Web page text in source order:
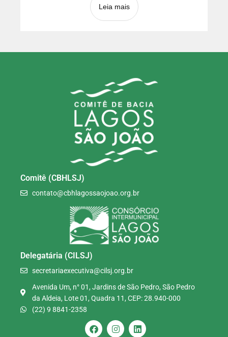
Leia mais
Comitê (CBHLSJ)
contato@cbhlagossaojoao.org.br
Delegatária (CILSJ)
secretariaexecutiva@cilsj.org.br
Avenida Um, n° 01, Jardins de São Pedro, São Pedro
da Aldeia, Lote 01, Quadra 11, CEP: 28.940-000
(22) 9 8841-2358